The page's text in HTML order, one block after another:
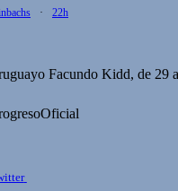
· 22h
Facundo Kidd, de